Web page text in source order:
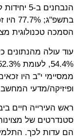
הסמכה טכנולוגית
ופיזיקה/מדעי
ראש העירייה חיים
סטנדרטים של
הם עדות לכך.